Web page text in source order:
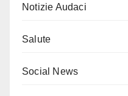
Notizie Audaci
Salute
Social News